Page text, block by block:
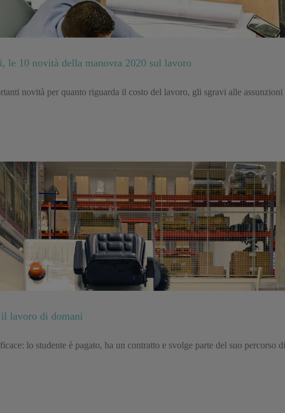
le 10 novità della manovra 2020 sul lavoro
novità per quanto riguarda il costo del lavoro, gli sgravi alle
lavoro di domani
lo studente è pagato, ha un contratto e svolge parte del suo